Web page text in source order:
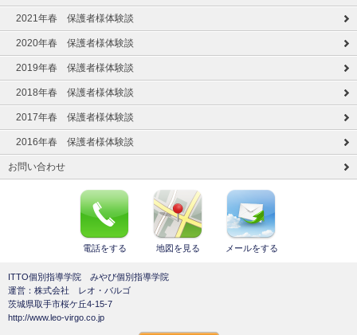
2021年春 保護者様体験談
2020年春 保護者様体験談
2019年春 保護者様体験談
2018年春 保護者様体験談
2017年春 保護者様体験談
2016年春 保護者様体験談
お問い合わせ
電話をする 地図を見る メールをする
ITTO個別指導学院 みやび個別指導学院
運営：株式会社 レオ・バルゴ
茨城県取手市桜ケ丘4-15-7
http://www.leo-virgo.co.jp